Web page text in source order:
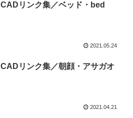
CADリンク集／ベッド・bed
2021.05.24
CADリンク集／朝顔・アサガオ
2021.04.21